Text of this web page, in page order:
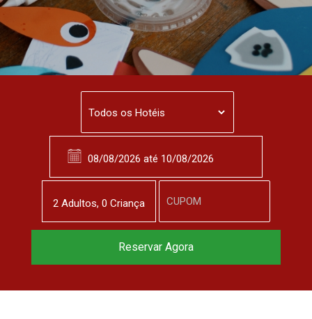
2 Adultos, 0 Criança
Reserve agora, com
Reservar Agora